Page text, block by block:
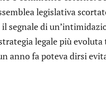
legislativa
segnale di
legale più evoluta
anno fa poteva dirsi